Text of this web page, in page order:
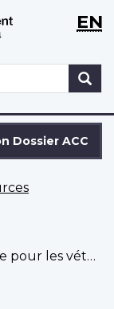
WxT
WxTEN
Dossier ACC
les vétérans